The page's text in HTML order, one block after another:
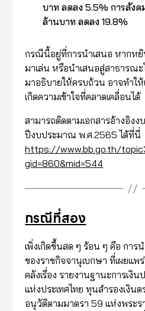
บาท ลดลง 5.5% การสัง
ล้านบาท ลดลง 19.8%
กรณีนี้อยู่ที่การนำเสนอ หากหยิ
มาเล่น หรือนำเสนอสู่สาธารณ
มาอธิบายให้ครบถ้วน อาจทำให้
เกิดความเข้าใจที่คลาดเคลื่อนได้
สามารถติดตามเอกสารอ้างอิง
ปีงบประมาณ พ.ศ.2565 ได้ที่นี่
https://www.bb.go.th/
gid=860&mid=544
กรณีที่สอง
เพิ่งเกิดขึ้นสด ๆ ร้อน ๆ คือ การ
ของราชกิจจานุเบกษา ที่เผยแพ
คลังเรื่อง รายงานฐานะการเงิ
แห่งประเทศไทย ทุนสำรองเงิน
อนุวัติตามมาตรา 59 แห่งพระ